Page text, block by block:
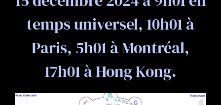
temps universel, 10h01 à
Paris, 5h01 à Montréal,
17h01 à Hong Kong.